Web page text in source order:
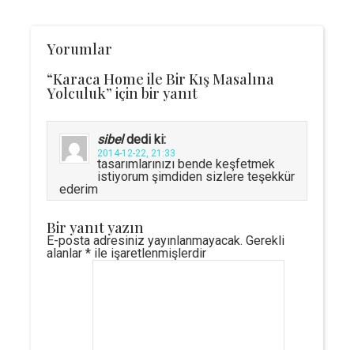
Yorumlar
“Karaca Home ile Bir Kış Masalına
Yolculuk” için bir yanıt
sibel dedi ki:
2014-12-22, 21:33
tasarımlarınızı bende keşfetmek
istiyorum şimdiden sizlere teşekkür
ederim
Bir yanıt yazın
E-posta adresiniz yayınlanmayacak. Gerekli
alanlar *ile işaretlenmişlerdir